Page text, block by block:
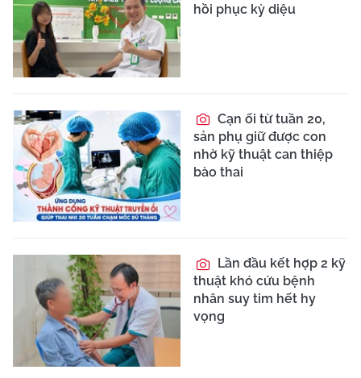
hồi phục kỳ diệu
Cạn ối từ tuần 20,
sản phụ giữ được con
nhờ kỹ thuật can thiệp
bào thai
Lần đầu kết hợp 2 kỹ
thuật khó cứu bệnh
nhân suy tim hết hy
vọng